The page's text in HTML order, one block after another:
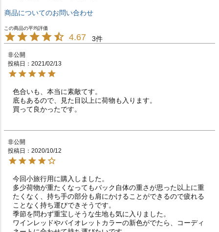
商品についてのお問い合わせ
4.67 3
非公開
投稿日
2021/02/13
色合いも、本当に素敵てす。
底もあるので、見た目以上に荷物も入ります。
買って良かったです。
非公開
投稿日
2020/10/12
今回小旅行用に購入しました。
多少荷物が重たくなってもバック自体の重さが思った以上に重
たくなく、持ち手の部分も肩にかけることができるので疲れる
ことなく持ち運びできそうです。
季節を問わず重宝しそうな生地も気に入りました。
ワインレッドやバイオレットカラーの新色がでたら、コーディ